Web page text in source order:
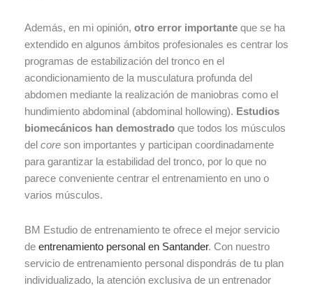
Además, en mi opinión, otro error importante que se ha
extendido en algunos ámbitos profesionales es centrar los
programas de estabilización del tronco en el
acondicionamiento de la musculatura profunda del
abdomen mediante la realización de maniobras como el
hundimiento abdominal (abdominal hollowing). Estudios
biomecánicos han demostrado que todos los músculos
del core son importantes y participan coordinadamente
para garantizar la estabilidad del tronco, por lo que no
parece conveniente centrar el entrenamiento en uno o
varios músculos.
BM Estudio de entrenamiento te ofrece el mejor servicio
de entrenamiento personal en Santander. Con nuestro
servicio de entrenamiento personal dispondrás de tu plan
individualizado, la atención exclusiva de un entrenador